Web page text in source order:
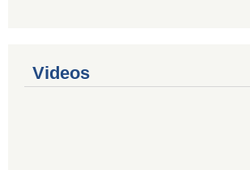
Videos